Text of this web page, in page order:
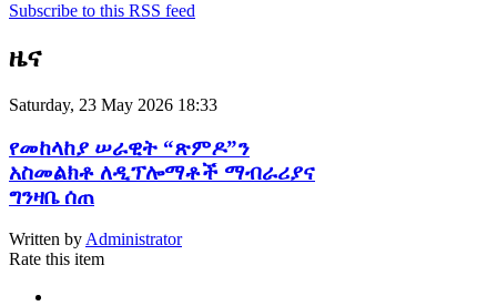
Subscribe to this RSS feed
ዜና
Saturday, 23 May 2026 18:33
የመከላከያ ሠራዊት “ጽምዶ”ን
አስመልክቶ ለዲፕሎማቶች ማብራሪያና
ግንዛቤ ሰጠ
Written by Administrator
Rate this item